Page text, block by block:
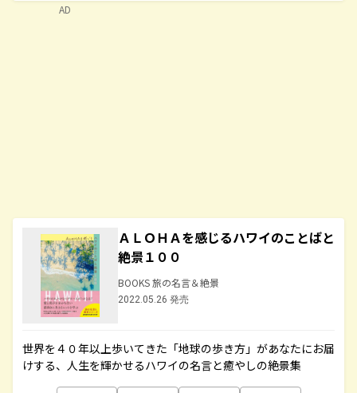
ＡＬＯＨＡを感じるハワイのことばと
絶景１００
BOOKS 旅の名言＆絶景
2022.05.26 発売
世界を４０年以上歩いてきた「地球の歩き方」があなたにお届
けする、人生を輝かせるハワイの名言と癒やしの絶景集
AD